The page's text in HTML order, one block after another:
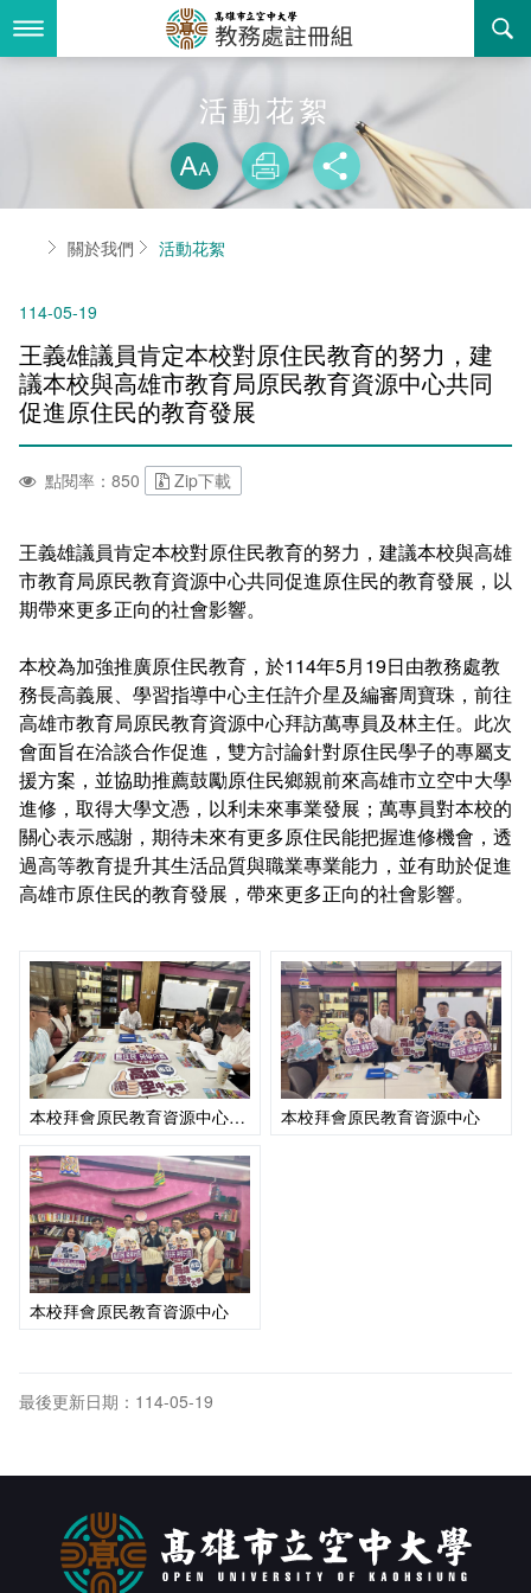
到
要
組織職掌
聯絡資訊
活動花絮
諮詢信箱
業務服務
法令規章
常見問答
相關連結
招生特訊
入學
就學費用減免申請
選系申請
學分抵免及減修申請
在學
成績查詢
學生行事曆
數位學生證換發
校訊電子報
畢業
畢業申請
畢業學分配置
專業基礎必修課程
各學系學位授予
書表下載
回空大首頁
活動花絮
略過字型切
放大
列印 分享
首頁關於我們 活動花絮
114-05-19
王義雄議員肯定本校對原住民教育的努力，建
議本校與高雄市教育局原民教育資源中心共同
促進原住民的教育發展
點閱率：850 Zip下載
王義雄議員肯定本校對原住民教育的努力，建議本校與高雄
市教育局原民教育資源中心共同促進原住民的教育發展，以
期帶來更多正向的社會影響。
本校為加強推廣原住民教育，於114年5月19日由教務處教
務長高義展、學習指導中心主任許介星及編審周寶珠，前往
高雄市教育局原民教育資源中心拜訪萬專員及林主任。此次
會面旨在洽談合作促進，雙方討論針對原住民學子的專屬支
援方案，並協助推薦鼓勵原住民鄉親前來高雄市立空中大學
進修，取得大學文憑，以利未來事業發展；萬專員對本校的
關心表示感謝，期待未來有更多原住民能把握進修機會，透
過高等教育提升其生活品質與職業專業能力，並有助於促進
高雄市原住民的教育發展，帶來更多正向的社會影響。
本校拜會原民教育資源中心洽談資源共享 本校拜會原民教育資源中心
本校拜會原民教育資源中心
最後更新日期：114-05-19